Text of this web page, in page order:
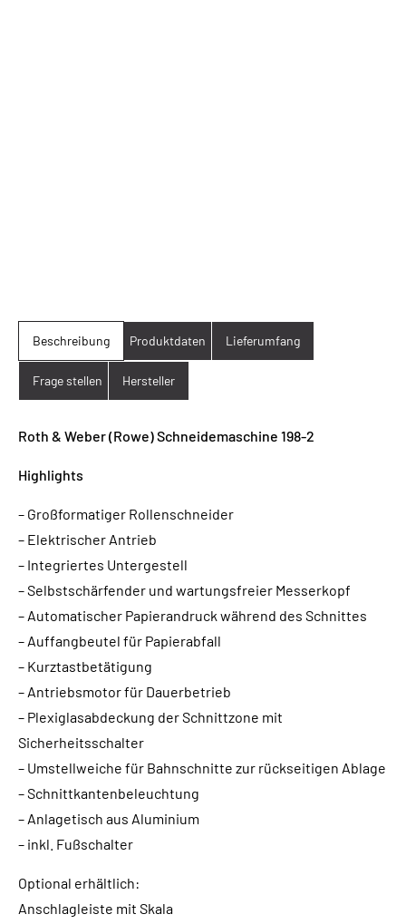
Beschreibung Produktdaten Lieferumfang
Frage stellen Hersteller
Roth & Weber (Rowe) Schneidemaschine 198-2
Highlights
– Großformatiger Rollenschneider
– Elektrischer Antrieb
– Integriertes Untergestell
– Selbstschärfender und wartungsfreier Messerkopf
– Automatischer Papierandruck während des Schnittes
– Auffangbeutel für Papierabfall
– Kurztastbetätigung
– Antriebsmotor für Dauerbetrieb
– Plexiglasabdeckung der Schnittzone mit
Sicherheitsschalter
– Umstellweiche für Bahnschnitte zur rückseitigen Ablage
– Schnittkantenbeleuchtung
– Anlagetisch aus Aluminium
– inkl. Fußschalter
Optional erhältlich:
Anschlagleiste mit Skala